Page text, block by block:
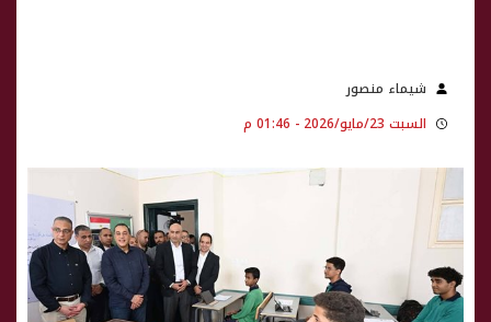
شيماء منصور
السبت 23/مايو/2026 - 01:46 م